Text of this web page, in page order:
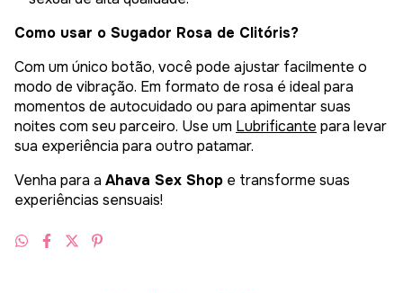
Como usar o Sugador Rosa de Clitóris?
Com um único botão, você pode ajustar facilmente o
modo de vibração. Em formato de rosa é ideal para
momentos de autocuidado ou para apimentar suas
noites com seu parceiro. Use um Lubrificante para levar
sua experiência para outro patamar.
Venha para a Ahava Sex Shop e transforme suas
experiências sensuais!